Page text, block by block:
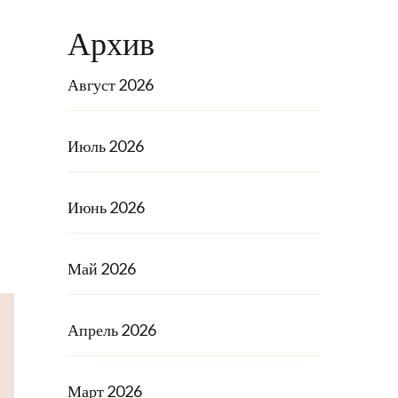
Архив
Август 2026
Июль 2026
Июнь 2026
Май 2026
Апрель 2026
Март 2026